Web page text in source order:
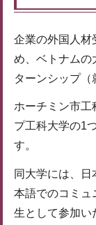
企業の外国人材
め、ベトナムの
ターンシップ（
ホーチミン市工
プ工科大学の1
す。
同大学には、日
本語でのコミュ
生として参加い